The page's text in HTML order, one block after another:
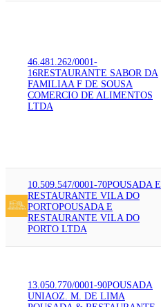
46.481.262/0001-
16RESTAURANTE SABOR DA
FAMILIAA F DE SOUSA
COMERCIO DE ALIMENTOS
LTDA
10.509.547/0001-70POUSADA E
RESTAURANTE VILA DO
PORTOPOUSADA E
RESTAURANTE VILA DO
PORTO LTDA
13.050.770/0001-90POUSADA
UNIAOZ. M. DE LIMA